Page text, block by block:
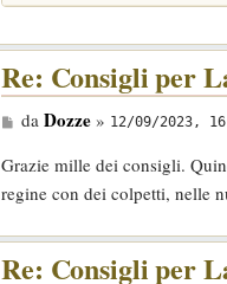
Re: Consigli per
M
s
s
a
g
da Dozze» 12/09/2023,
Grazie mille dei consigli.
regine con dei colpetti, nelle
Re: Consigli per